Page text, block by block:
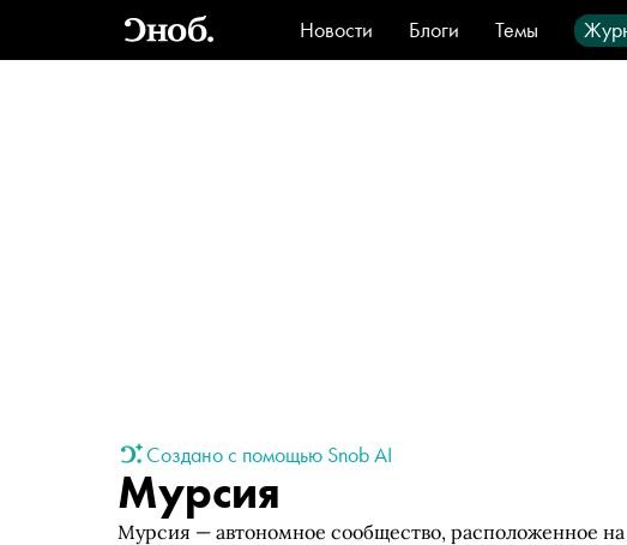
Новости Блоги Темы
Стиль
Видео
Создано с помощью Snob AI
Мурсия
Мурсия — автономное сообщество, расположенное